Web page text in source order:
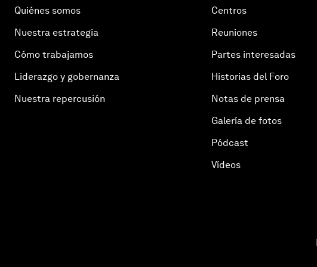
Quiénes somos
Nuestra estrategia
Cómo trabajamos
Liderazgo y gobernanza
Nuestra repercusión
Centros
Reuniones
Partes interesadas
Historias del Foro
Notas de prensa
Galería de fotos
Pódcast
Vídeos